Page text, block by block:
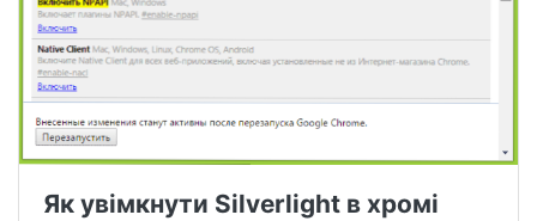
Як увімкнути Silverlight в хромі